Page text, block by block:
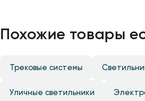
Похожие товары
Трековые системы
Уличные светильники